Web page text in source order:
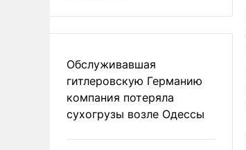
Обслуживавшая
гитлеровскую Германию
компания потеряла
сухогрузы возле Одессы